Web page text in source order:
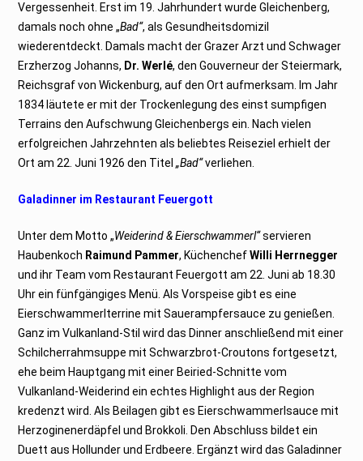
Vergessenheit. Erst im 19. Jahrhundert wurde Gleichenberg,
damals noch ohne „Bad“, als Gesundheitsdomizil
wiederentdeckt. Damals macht der Grazer Arzt und Schwager
Erzherzog Johanns, Dr. Werlé, den Gouverneur der Steiermark,
Reichsgraf von Wickenburg, auf den Ort aufmerksam. Im Jahr
1834 läutete er mit der Trockenlegung des einst sumpfigen
Terrains den Aufschwung Gleichenbergs ein. Nach vielen
erfolgreichen Jahrzehnten als beliebtes Reiseziel erhielt der
Ort am 22. Juni 1926 den Titel„Bad“verliehen.
Galadinner im Restaurant Feuergott
Unter dem Motto „Weiderind & Eierschwammerl“servieren
Haubenkoch Raimund Pammer, KüchenchefWilli Herrnegger
und ihr Team vom Restaurant Feuergott am 22. Juni ab 18.30
Uhr ein fünfgängiges Menü. Als Vorspeise gibt es eine
Eierschwammerlterrine mit Sauerampfersauce zu genießen.
Ganz im Vulkanland-Stil wird das Dinner anschließend mit einer
Schilcherrahmsuppe mit Schwarzbrot-Croutons fortgesetzt,
ehe beim Hauptgang mit einer Beiried-Schnitte vom
Vulkanland-Weiderind ein echtes Highlight aus der Region
kredenzt wird. Als Beilagen gibt es Eierschwammerlsauce mit
Herzoginenerdäpfel und Brokkoli. Den Abschluss bildet ein
Duett aus Hollunder und Erdbeere. Ergänzt wird das Galadinner